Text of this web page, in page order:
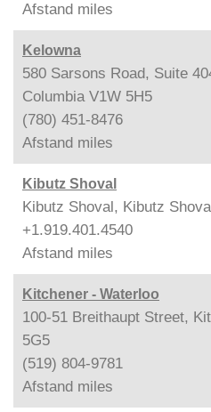
Afstand miles
Kelowna
580 Sarsons Road, Suite
Columbia V1W 5H5
(780) 451-8476
Afstand miles
Kibutz Shoval
Kibutz Shoval, Kibutz
+1.919.401.4540
Afstand miles
Kitchener - Waterloo
100-51 Breithaupt Street,
5G5
(519) 804-9781
Afstand miles